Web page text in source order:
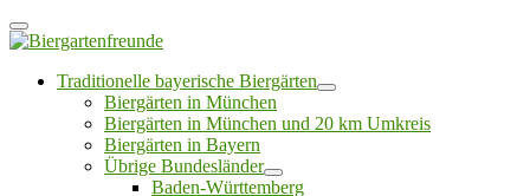
Traditionelle bayerische Biergärten
Biergärten in München
Biergärten in München und 20 km Umkreis
Biergärten in Bayern
Übrige Bundesländer
Baden-Württemberg